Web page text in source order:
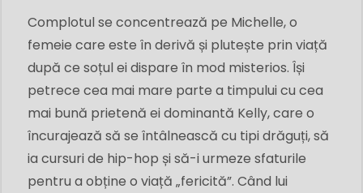
Complotul se concentrează pe Michelle, o
femeie care este în derivă și plutește prin viață
după ce soțul ei dispare în mod misterios. Își
petrece cea mai mare parte a timpului cu cea
mai bună prietenă ei dominantă Kelly, care o
încurajează să se întâlnească cu tipi drăguți, să
ia cursuri de hip-hop și să-i urmeze sfaturile
pentru a obține o viață „fericită”. Când lui